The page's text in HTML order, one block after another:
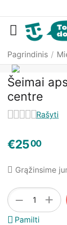
Pagrindinis /
Šeimai
centre
Rašyti
€2500
Grąžinsime
+
−
Pamilti